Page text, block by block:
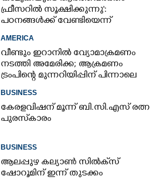
ഫ്രീസറിൽ സൂക്ഷിക്കുന്നു':
പഠനങ്ങൾക്ക് വേണ്ടിയെന്ന്
ജോൺസന്റെ പോസ്റ്റ്
AMERICA
വീണ്ടും ഇറാനിൽ വ്യോമാക്രമണം
നടത്തി അമേരിക്ക; ആക്രമണം
ട്രംപിന്റെ മുന്നറിയിപ്പിന് പിന്നാലെ
BUSINESS
കേരളവിഷന് മൂന്ന് ബി.സി.എസ് രത്ന
പുരസ്‌കാരം
BUSINESS
ആലപ്പുഴ കല്യാൺ സിൽക്‌സ്
ഷോറൂമിന് ഇന്ന് തുടക്കം
Copy Link